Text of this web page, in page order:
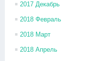
2017 Декабрь
2018 Февраль
2018 Март
2018 Апрель